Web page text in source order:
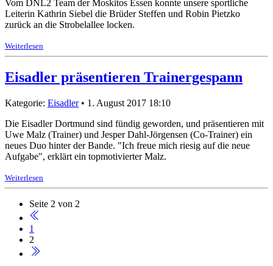
Vom DNL2 Team der Moskitos Essen konnte unsere sportliche
Leiterin Kathrin Siebel die Brüder Steffen und Robin Pietzko
zurück an die Strobelallee locken.
Weiterlesen
Eisadler präsentieren Trainergespann
Kategorie: Eisadler• 1. August 2017 18:10
Die Eisadler Dortmund sind fündig geworden, und präsentieren mit
Uwe Malz (Trainer) und Jesper Dahl-Jörgensen (Co-Trainer) ein
neues Duo hinter der Bande. "Ich freue mich riesig auf die neue
Aufgabe", erklärt ein topmotivierter Malz.
Weiterlesen
Seite 2 von 2
1
2